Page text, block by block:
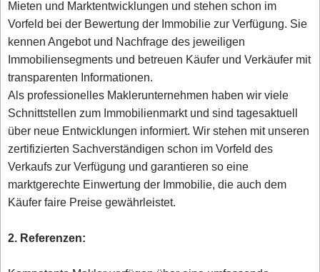
Mieten und Marktentwicklungen und stehen schon im
Vorfeld bei der Bewertung der Immobilie zur Verfügung. Sie
kennen Angebot und Nachfrage des jeweiligen
Immobiliensegments und betreuen Käufer und Verkäufer mit
transparenten Informationen.
Als professionelles Maklerunternehmen haben wir viele
Schnittstellen zum Immobilienmarkt und sind tagesaktuell
über neue Entwicklungen informiert. Wir stehen mit unseren
zertifizierten Sachverständigen schon im Vorfeld des
Verkaufs zur Verfügung und garantieren so eine
marktgerechte Einwertung der Immobilie, die auch dem
Käufer faire Preise gewährleistet.
2. Referenzen: